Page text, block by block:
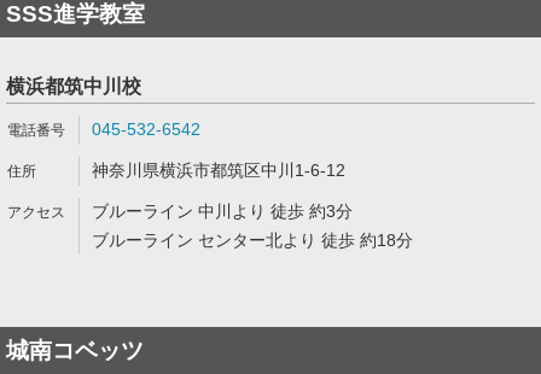
SSS進学教室
横浜都筑中川校
045-532-6542
神奈川県横浜市都筑区中川1-6-12
ブルーライン 中川より 徒歩 約3分
ブルーライン センター北より 徒歩 約18分
城南コベッツ